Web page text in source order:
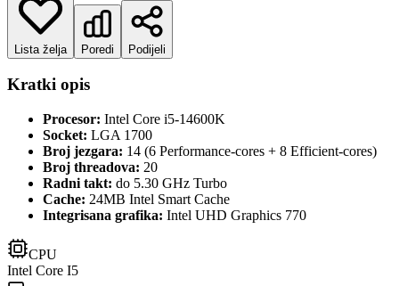
Lista želja Poredi Podijeli
Kratki opis
Procesor: Intel Core i5-14600K
Socket: LGA 1700
Broj jezgara: 14 (6 Performance-cores + 8 Efficient-cores)
Broj threadova: 20
Radni takt: do 5.30 GHz Turbo
Cache: 24MB Intel Smart Cache
Integrisana grafika: Intel UHD Graphics 770
CPU
Intel Core I5